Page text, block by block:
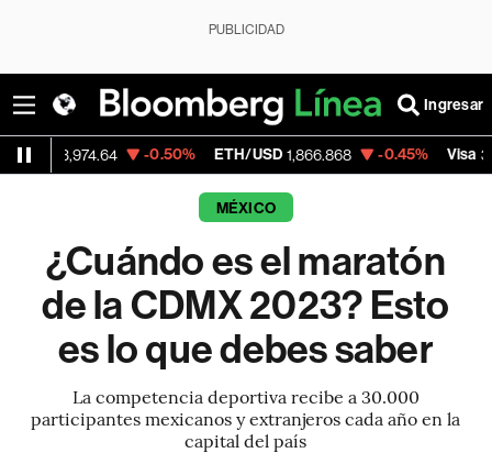
PUBLICIDAD
Ingresar
-0.50% ETH/USD 1,866.868 -0.45% Visa 369.59
MÉXICO
¿Cuándo es el maratón
de la CDMX 2023? Esto
es lo que debes saber
La competencia deportiva recibe a 30.000
participantes mexicanos y extranjeros cada año en la
capital del país